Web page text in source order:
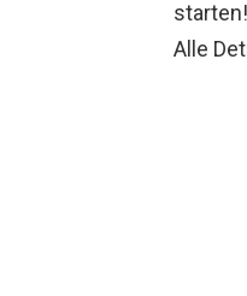
starten!
Alle